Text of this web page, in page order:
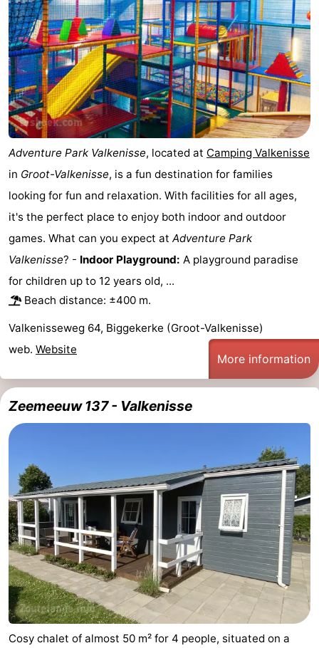
Adventure Park Valkenisse, located at Camping Valkenisse
in Groot-Valkenisse, is a fun destination for families
looking for fun and relaxation. With facilities for all ages,
it's the perfect place to enjoy both indoor and outdoor
games. What can you expect at Adventure Park
Valkenisse? - Indoor Playground: A playground paradise
for children up to 12 years old, ...
Beach distance: ±400 m.
Valkenisseweg 64, Biggekerke (Groot-Valkenisse)
web. Website
More information
Zeemeeuw 137 - Valkenisse
Cosy chalet of almost 50 m² for 4 people, situated on a